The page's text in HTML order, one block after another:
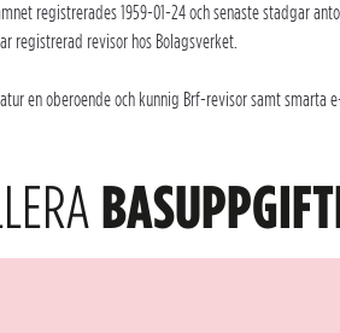
registrerades 1959-01-24 och senaste stadgar
registrerad revisor hos Bolagsverket.
en oberoende och kunnig Brf-revisor samt